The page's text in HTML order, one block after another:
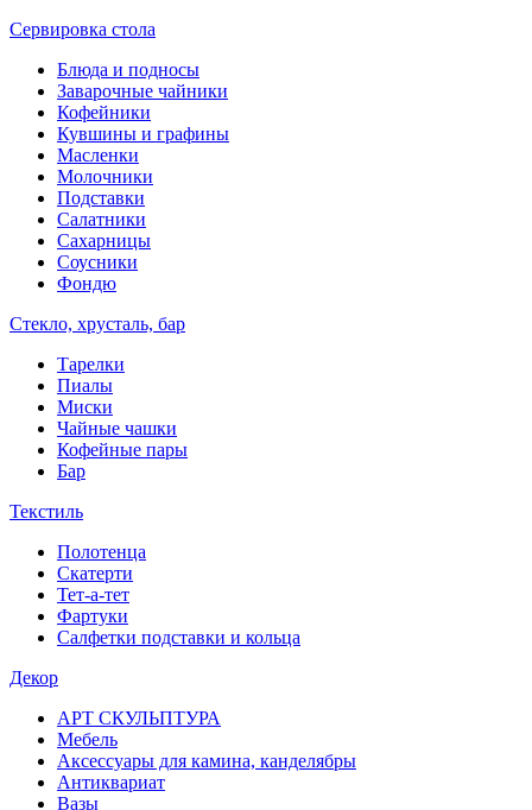
Сервировка стола
Блюда и подносы
Заварочные чайники
Кофейники
Кувшины и графины
Масленки
Молочники
Подставки
Салатники
Сахарницы
Соусники
Фондю
Стекло, хрусталь, бар
Тарелки
Пиалы
Миски
Чайные чашки
Кофейные пары
Бар
Текстиль
Полотенца
Скатерти
Тет-а-тет
Фартуки
Салфетки подставки и кольца
Декор
АРТ СКУЛЬПТУРА
Мебель
Аксессуары для камина, канделябры
Антиквариат
Вазы